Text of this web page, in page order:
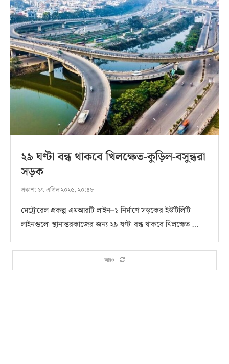
২৯ ঘণ্টা বন্ধ থাকবে খিলক্ষেত-কুড়িল-বসুন্ধরা
সড়ক
প্রকাশ: ১৭ এপ্রিল ২০২৫, ২০:৪৮
মেট্রোরেল প্রকল্প এমআরটি লাইন–১ নির্মাণে সড়কের ইউটিলিটি
লাইনগুলো স্থানান্তরকাজের জন্য ২৯ ঘণ্টা বন্ধ থাকবে খিলক্ষেত …
আরও